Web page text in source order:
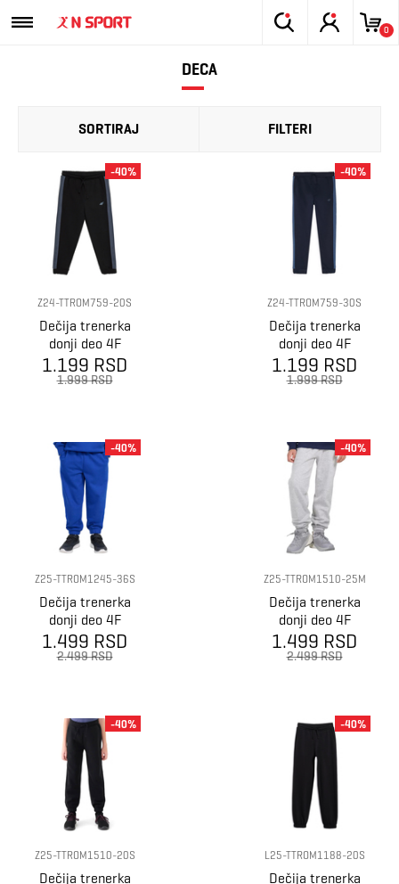
0
DECA
SORTIRAJ FILTERI
Z24-TTROM759-20S
Dečija trenerka
donji deo 4F
Trousers
1.199 RSD
1.999 RSD
-40%
Z24-TTROM759-30S
Dečija trenerka
donji deo 4F
Trousers
1.199 RSD
1.999 RSD
-40%
Z25-TTROM1245-36S
Dečija trenerka
donji deo 4F
Trousers cas
m1245
1.499 RSD
2.499 RSD
-40%
Z25-TTROM1510-25M
Dečija trenerka
donji deo 4F
Trousers cas
m1510
1.499 RSD
2.499 RSD
-40%
Z25-TTROM1510-20S
Dečija trenerka
-40%
L25-TTROM1188-20S
Dečija trenerka
-40%